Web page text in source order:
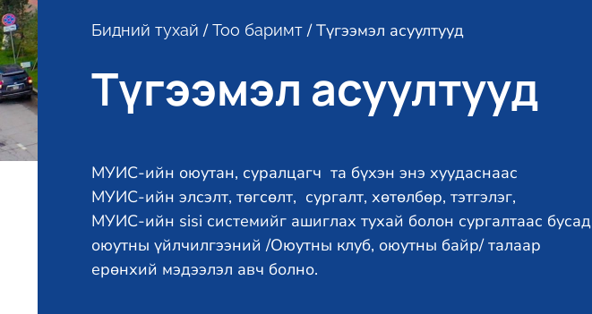
Бидний тухай /Тоо баримт/ Түгээмэл асуултууд
Түгээмэл асуултууд
МУИС-ийн оюутан, суралцагч та бүхэн энэ хуудаснаас
МУИС-ийн элсэлт, төгсөлт, сургалт, хөтөлбөр, тэтгэлэг,
МУИС-ийн sisi системийг ашиглах тухай болон сургалтаас бусад
оюутны үйлчилгээний /Оюутны клуб, оюутны байр/ талаар
ерөнхий мэдээлэл авч болно.